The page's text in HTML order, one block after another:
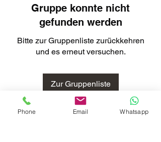
Gruppe konnte nicht
gefunden werden
Bitte zur Gruppenliste zurückkehren
und es erneut versuchen.
Zur Gruppenliste
Phone Email Whatsapp